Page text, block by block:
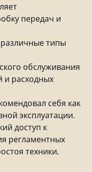
передач и
типы
обслуживания
и расходных
себя как
эксплуатации.
доступ к
регламентных
техники.